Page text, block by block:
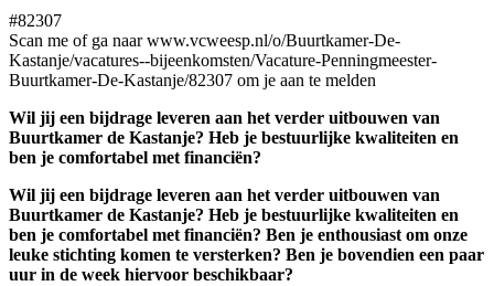
#82307
Scan me of ga naar www.vcweesp.nl/o/Buurtkamer-De-
Kastanje/vacatures--bijeenkomsten/Vacature-Penningmeester-
Buurtkamer-De-Kastanje/82307 om je aan te melden
Wil jij een bijdrage leveren aan het verder uitbouwen van
Buurtkamer de Kastanje? Heb je bestuurlijke kwaliteiten en
ben je comfortabel met financiën?
Wil jij een bijdrage leveren aan het verder uitbouwen van
Buurtkamer de Kastanje? Heb je bestuurlijke kwaliteiten en
ben je comfortabel met financiën? Ben je enthousiast om onze
leuke stichting komen te versterken? Ben je bovendien een paar
uur in de week hiervoor beschikbaar?